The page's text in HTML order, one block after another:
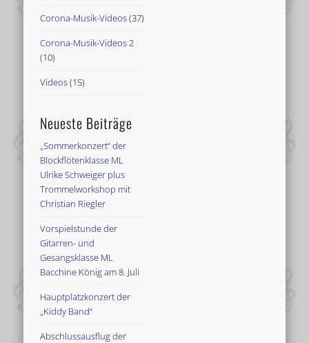
Corona-Musik-Videos(37)
Corona-Musik-Videos 2
(10)
Videos(15)
Neueste Beiträge
„Sommerkonzert“ der
Blockflötenklasse ML
Ulrike Schweiger plus
Trommelworkshop mit
Christian Riegler
Vorspielstunde der
Gitarren- und
Gesangsklasse ML
Bacchine König am 8. Juli
Hauptplatzkonzert der
„Kiddy Band“
Abschlussausflug der